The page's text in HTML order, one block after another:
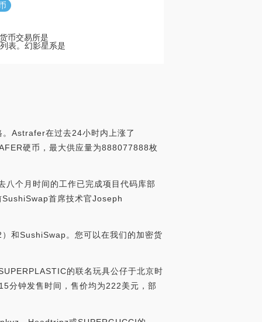
币交易所是
表。幻影星系是
Astrafer在过去24小时内上涨了
硬币，最大供应量为888077888枚
个月时间的工作已完成项目代码库部
首席技术官Joseph
和SushiSwap。您可以在我们的加密货
的联名玩具公仔于北京时
分钟发售时间，售价均为222美元，部